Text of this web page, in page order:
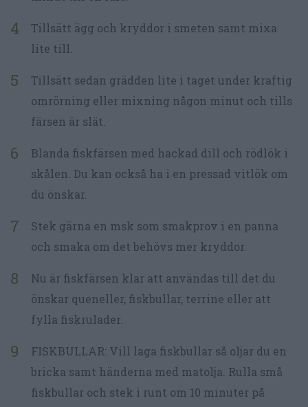
Tillsätt ägg och kryddor i smeten samt mixa
lite till.
Tillsätt sedan grädden lite i taget under kraftig
omrörning eller mixning någon minut och tills
färsen är slät.
Blanda fiskfärsen med hackad dill och rödlök i
skålen. Du kan också ha i en pressad vitlök om
du önskar.
Stek gärna en msk som smakprov i en panna
och smaka om det behövs mer kryddor.
Nu är fiskfärsen klar att användas till det du
önskar queneller, fiskbullar, terrine eller att
fylla fiskrulader.
FISKBULLAR: Vill laga fiskbullar så oljar du en
bricka samt händerna med matolja. Rulla små
fiskbullar och stek i runt om 10 minuter på